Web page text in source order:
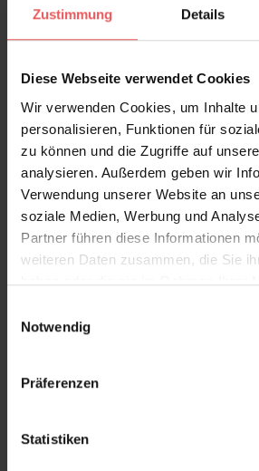
Zustimmung Details
Diese Webseite verwendet Cookies
Wir verwenden Cookies, um Inhalte
personalisieren, Funktionen für
zu können und die Zugriffe auf
analysieren. Außerdem geben wir
Verwendung unserer Website an
soziale Medien, Werbung und
Partner führen diese Informationen
weiteren Daten zusammen, die Sie
haben oder die sie im Rahmen Ihrer
Notwendig
Präferenzen
Statistiken
übergroßen Koi auf klassischem
Vintage-Look.
Das Tapetenmotiv wird auf Ihre
angefertigt. Wie beraten Sie gerne.
Versand &
Bewertungen
Frage stellen